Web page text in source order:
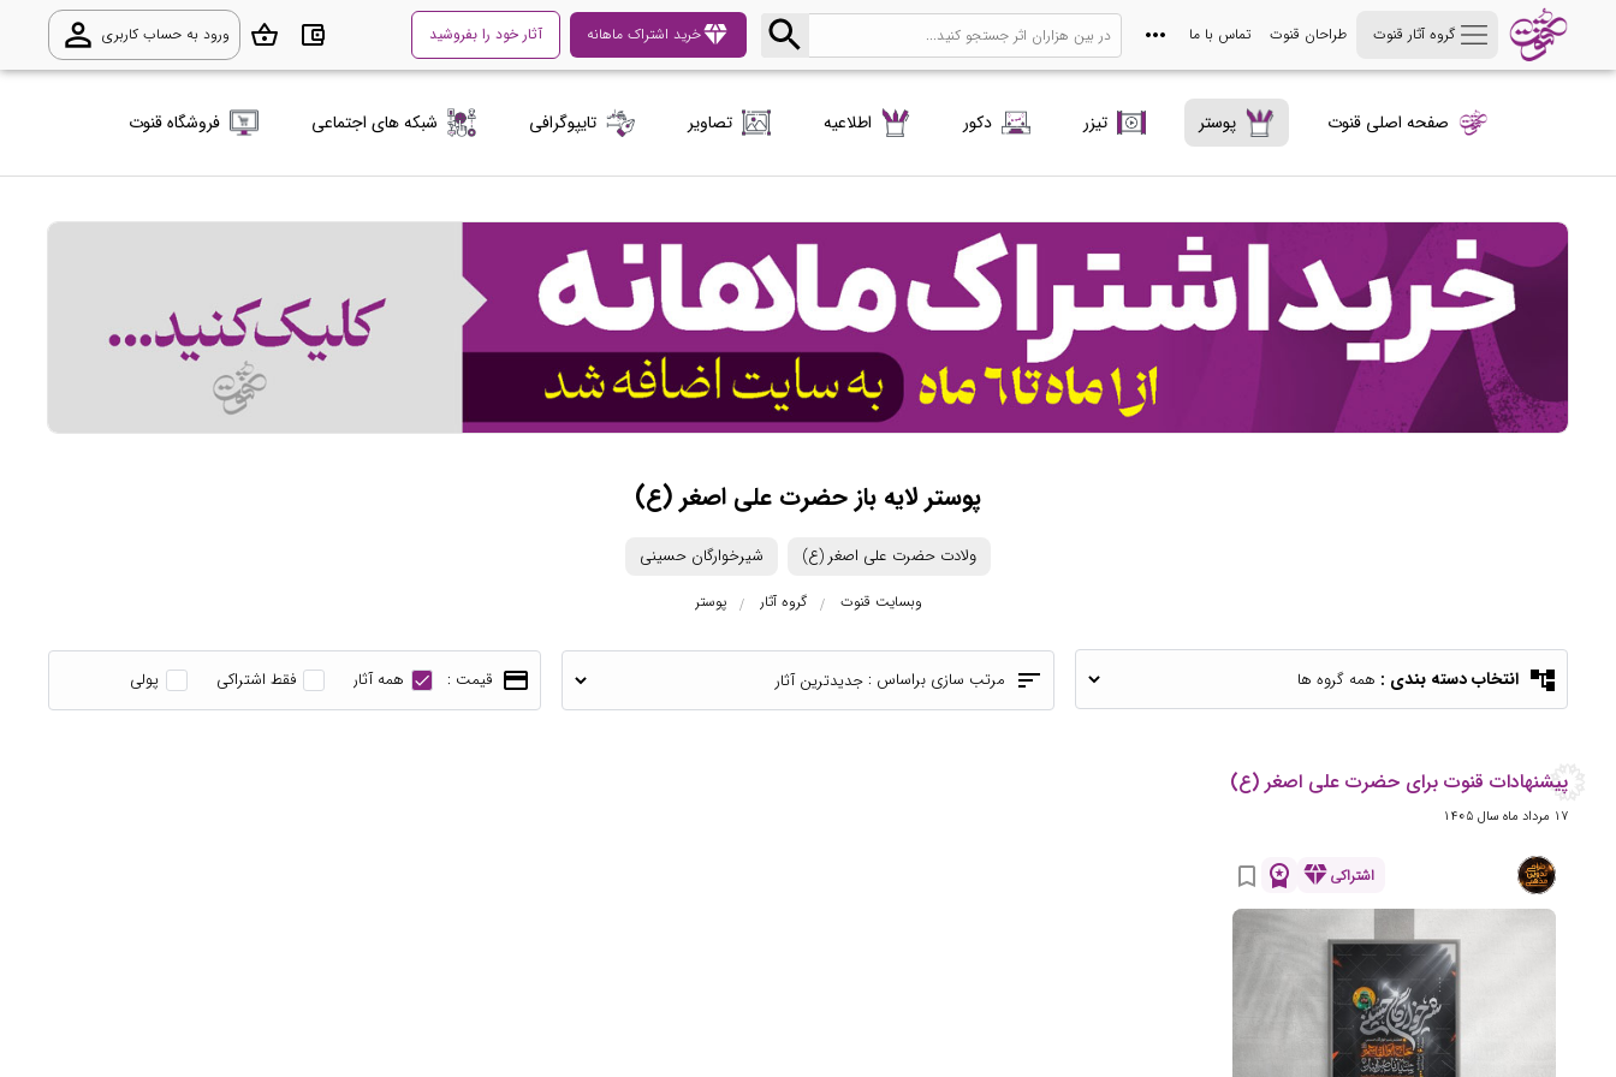
گروه آثار قنوت طراحان قنوت تماس با ما diamondخرید اشتراک ماهانه آثار خود را بفروشید person_outline ورود به حساب کاربری shopping_basket account_balance_wallet
صفحه اصلی قنوت پوستر تیزر دکور اطلاعیه تصاویر تایپوگرافی شبکه های اجتماعی فروشگاه قنوت
پوستر لایه باز حضرت علی اصغر (ع)
ولادت حضرت علی اصغر (ع) شیرخوارگان حسینی
وبسایت قنوت گروه آثار پوستر
account_tree انتخاب دسته بندی : sort مرتب سازی براساس : payment قیمت : همه آثار فقط اشتراکی پولی
پیشنهادات قنوت برای حضرت علی اصغر (ع)
17 مرداد ماه سال 1405
اشتراکیdiamond
workspace_premium
bookmark_border